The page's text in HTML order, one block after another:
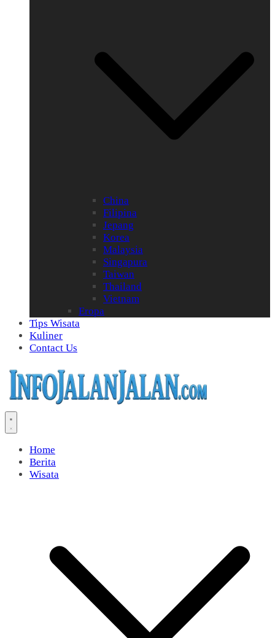
China
Filipina
Jepang
Korea
Malaysia
Singapura
Taiwan
Thailand
Vietnam
Eropa
Tips Wisata
Kuliner
Contact Us
Home
Berita
Wisata